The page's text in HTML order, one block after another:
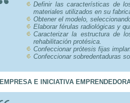
Definir las características de
materiales utilizados en su
Obtener el modelo,
Elaborar férulas radiológicas y
Caracterizar la estructura de
rehabilitación protésica.
Confeccionar prótesis fijas
Confeccionar sobredentaduras
EMPRESA E INICIATIVA